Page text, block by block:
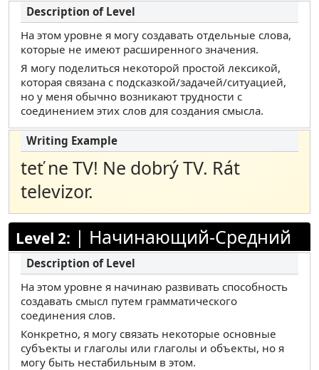
Маратхи
Маршалльский
Польский
Португальский (бразильский)
Русский
Самоанский
Сомалийский Маай Маай
Сомали Maxaa
Испанский
Тамил
Телугу
Турецкий
Урду
Вьетнамский
Yup’ik
На этом уровне я могу создавать отдельные слова,
которые не имеют расширенного значения.
Я могу поделиться некоторой простой лексикой,
которая связана с подсказкой/задачей/ситуацией,
но у меня обычно возникают трудности с
соединением этих слов для создания смысла.
teť ne TV! Ne dobrý TV. Rát
televizor.
Level 2: | Начинающий-Средний
На этом уровне я начинаю развивать способность
создавать смысл путем грамматического
соединения слов.
Конкретно, я могу связать некоторые основные
субъекты и глаголы или глаголы и объекты, но я
могу быть нестабильным в этом.